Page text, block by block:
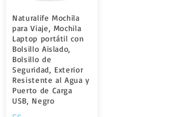
Naturalife Mochila
para Viaje, Mochila
Laptop portátil con
Bolsillo Aislado,
Bolsillo de
Seguridad, Exterior
Resistente al Agua y
Puerto de Carga
USB, Negro